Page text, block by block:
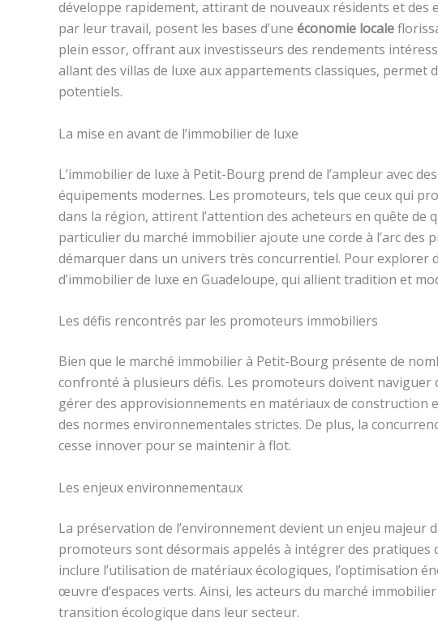
développe rapidement, attirant de nouveaux résidents et
par leur travail, posent les bases d’une économie locale
plein essor, offrant aux investisseurs des rendements
allant des villas de luxe aux appartements classiques, permet
potentiels.
La mise en avant de l’immobilier de luxe
L’immobilier de luxe à Petit-Bourg prend de l’ampleur avec
équipements modernes. Les promoteurs, tels que ceux qui
dans la région, attirent l’attention des acheteurs en quête de
particulier du marché immobilier ajoute une corde à l’arc des
démarquer dans un univers très concurrentiel. Pour explorer
d’immobilier de luxe en Guadeloupe, qui allient tradition et
Les défis rencontrés par les promoteurs immobiliers
Bien que le marché immobilier à Petit-Bourg présente de
confronté à plusieurs défis. Les promoteurs doivent naviguer
gérer des approvisionnements en matériaux de construction
des normes environnementales strictes. De plus, la
cesse innover pour se maintenir à flot.
Les enjeux environnementaux
La préservation de l’environnement devient un enjeu majeur
promoteurs sont désormais appelés à intégrer des pratiques
inclure l’utilisation de matériaux écologiques, l’optimisation
œuvre d’espaces verts. Ainsi, les acteurs du marché
transition écologique dans leur secteur.